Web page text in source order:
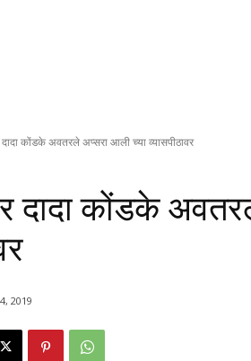
दादा कोंडके अवतरले अप्सरा आली च्या व्यासपीठावर
दादा कोंडके
2019